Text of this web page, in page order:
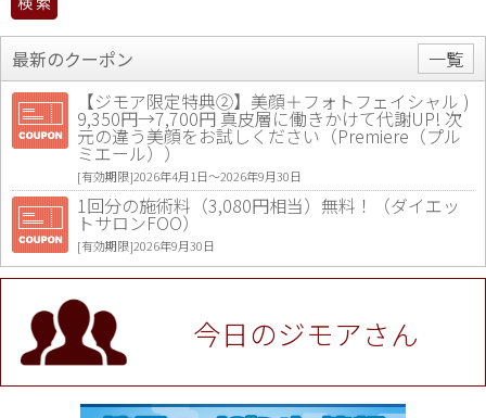
最新のクーポン
一覧
【ジモア限定特典②】美顔＋フォトフェイシャル )
9,350円→7,700円 真皮層に働きかけて代謝UP! 次
元の違う美顔をお試しください（Premiere（プル
ミエール））
[有効期限]2026年4月1日〜2026年9月30日
1回分の施術料（3,080円相当）無料！（ダイエッ
トサロンFOO）
[有効期限]2026年9月30日
値段提示後「ジモア見た」で更に買い取り金額 U
P！※チケットと新品商品は除く（大黒屋 高田馬場
駅前店）
[有効期限]2026年9月30日
★ジモア限定特典★ お会計より全品5％OFF（ナチ
ュラル＆ハンドメイドショップ［マキマキ］）
[有効期限]2026年9月30日まで
今日のジモアさん